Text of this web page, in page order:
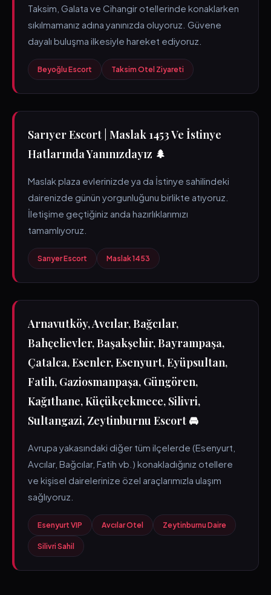
Taksim, Galata ve Cihangir otellerinde konaklarken
sıkılmamanız adına yanınızda oluyoruz. Güvene
dayalı buluşma ilkesiyle hareket ediyoruz.
Beyoğlu Escort Taksim Otel Ziyareti
Sarıyer Escort | Maslak 1453 Ve İstinye
Hatlarında Yanınızdayız 🌲
Maslak plaza evlerinizde ya da İstinye sahilindeki
dairenizde günün yorgunluğunu birlikte atıyoruz.
İletişime geçtiğiniz anda hazırlıklarımızı
tamamlıyoruz.
Sarıyer Escort Maslak 1453
Arnavutköy, Avcılar, Bağcılar,
Bahçelievler, Başakşehir, Bayrampaşa,
Çatalca, Esenler, Esenyurt, Eyüpsultan,
Fatih, Gaziosmanpaşa, Güngören,
Kağıthane, Küçükçekmece, Silivri,
Sultangazi, Zeytinburnu Escort 🚘
Avrupa yakasındaki diğer tüm ilçelerde (Esenyurt,
Avcılar, Bağcılar, Fatih vb.) konakladığınız otellere
ve kişisel dairelerinize özel araçlarımızla ulaşım
sağlıyoruz.
Esenyurt VIP Avcılar Otel Zeytinburnu Daire
Silivri Sahil